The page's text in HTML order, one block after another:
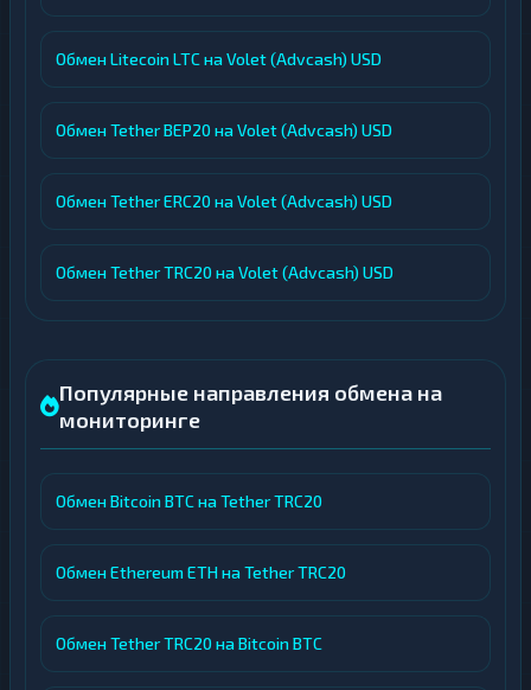
Обмен Litecoin LTC на Volet (Advcash) USD
Обмен Tether BEP20 на Volet (Advcash) USD
Обмен Tether ERC20 на Volet (Advcash) USD
Обмен Tether TRC20 на Volet (Advcash) USD
Популярные направления обмена на
мониторинге
Обмен Bitcoin BTC на Tether TRC20
Обмен Ethereum ETH на Tether TRC20
Обмен Tether TRC20 на Bitcoin BTC